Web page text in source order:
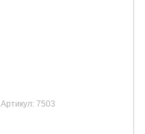
Артикул: 7503